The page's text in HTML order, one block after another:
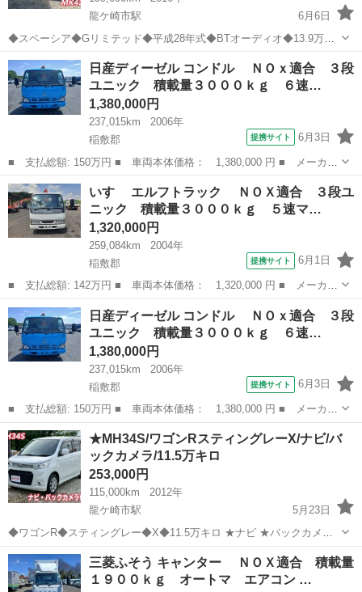
龍ケ崎市駅
6月6日
◆スペーシア◆Gリミテッド◆平成28年式◆BTオーディオ◆13.9万キ
ロ ★アイドリングストップ ★衝突被害軽減ブレーキ ★レーンキープ
アシス ★アクセル踏み間違い防止装置 ★シートヒーター ★ミュー
ジック...
茨城 稲敷郡 龍ケ崎市駅
日産ディーゼル コンドル ＮＯｘ適合 ３段
ユニック 積載量３０００ｋｇ ６速…
1,380,000円
237,015km
2006年
稲敷郡
提携サイト 6月3日
■ 支払総額: 150万円 ■ 車両本体価格： 1,380,000 円 ■ メーカー
名： 日産ディーゼル ■ 車種名： コンドル ■ グレード名：
ＮＯｘ適合 ３段ユニック 積載量３０００ｋｇ ６速マニュアル
エアコン ...
茨城 稲敷郡 その他
いすゞ エルフトラック ＮＯＸ適合 ３段ユ
ニック 積載量３０００ｋｇ ５速マ…
1,320,000円
259,084km
2004年
稲敷郡
提携サイト 6月1日
■ 支払総額: 142万円 ■ 車両本体価格： 1,320,000 円 ■ メーカー
名： いすゞ ■ 車種名： エルフトラック ■ グレード名： Ｎ
ＯＸ適合 ３段ユニック 積載量３０００ｋｇ ５速マニュアル ■
排気量：...
茨城 稲敷郡 その他
日産ディーゼル コンドル ＮＯｘ適合 ３段
ユニック 積載量３０００ｋｇ ６速…
1,380,000円
237,015km
2006年
稲敷郡
提携サイト 6月3日
■ 支払総額: 150万円 ■ 車両本体価格： 1,380,000 円 ■ メーカー
名： 日産ディーゼル ■ 車種名： コンドル ■ グレード名：
ＮＯｘ適合 ３段ユニック 積載量３０００ｋｇ ６速マニュアル
エアコン ...
茨城 稲敷郡 その他
★MH34S/ワゴンRスティングレーX/ナビ/バ
ックカメラ/11.5万キロ
253,000円
115,000km
2012年
龍ケ崎市駅
5月23日
◆ワゴンR◆スティングレー◆X◆11.5万キロ ★ナビ ★バックカメラ
★フォグ ★アルミホイール ★スマートキー 男女問わず大人気♪ スズ
キ ワゴンR スティングレー X MH34S！ 小回りがき...
茨城 稲敷郡 龍ケ崎市駅 その他
三菱ふそう キャンター ＮＯＸ適合 積載量
１９００ｋｇ オートマ エアコン …